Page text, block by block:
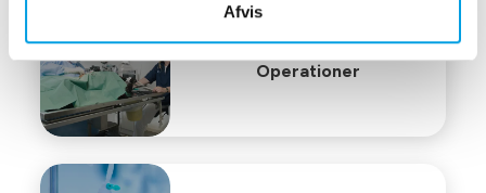
Afvis
Operationer